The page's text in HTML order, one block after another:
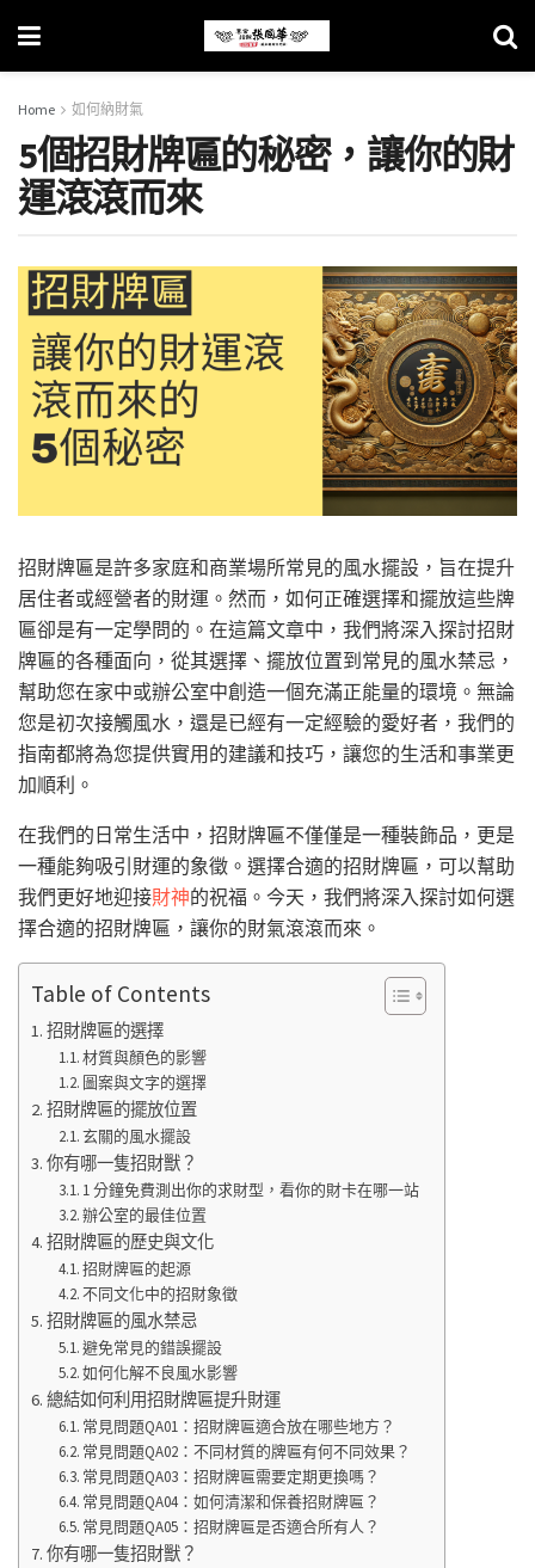
Home 如何納財氣
5個招財牌匾的秘密，讓你的財
運滾滾而來
招財牌匾是許多家庭和商業場所常見的風水擺設，旨在提升
居住者或經營者的財運。然而，如何正確選擇和擺放這些牌
匾卻是有一定學問的。在這篇文章中，我們將深入探討招財
牌匾的各種面向，從其選擇、擺放位置到常見的風水禁忌，
幫助您在家中或辦公室中創造一個充滿正能量的環境。無論
您是初次接觸風水，還是已經有一定經驗的愛好者，我們的
指南都將為您提供實用的建議和技巧，讓您的生活和事業更
加順利。
在我們的日常生活中，招財牌匾不僅僅是一種裝飾品，更是
一種能夠吸引財運的象徵。選擇合適的招財牌匾，可以幫助
我們更好地迎接財神的祝福。今天，我們將深入探討如何選
擇合適的招財牌匾，讓你的財氣滾滾而來。
Table of Contents
招財牌匾的選擇
材質與顏色的影響
圖案與文字的選擇
招財牌匾的擺放位置
玄關的風水擺設
你有哪一隻招財獸？
1 分鐘免費測出你的求財型，看你的財卡在哪一站
辦公室的最佳位置
招財牌匾的歷史與文化
招財牌匾的起源
不同文化中的招財象徵
招財牌匾的風水禁忌
避免常見的錯誤擺設
如何化解不良風水影響
總結如何利用招財牌匾提升財運
常見問題QA01：招財牌匾適合放在哪些地方？
常見問題QA02：不同材質的牌匾有何不同效果？
常見問題QA03：招財牌匾需要定期更換嗎？
常見問題QA04：如何清潔和保養招財牌匾？
常見問題QA05：招財牌匾是否適合所有人？
你有哪一隻招財獸？